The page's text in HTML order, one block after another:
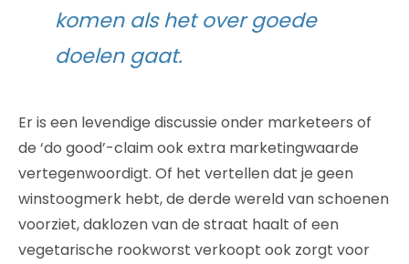
komen als het over goede
doelen gaat.
Er is een levendige discussie onder marketeers of
de ‘do good’-claim ook extra marketingwaarde
vertegenwoordigt. Of het vertellen dat je geen
winstoogmerk hebt, de derde wereld van schoenen
voorziet, daklozen van de straat haalt of een
vegetarische rookworst verkoopt ook zorgt voor